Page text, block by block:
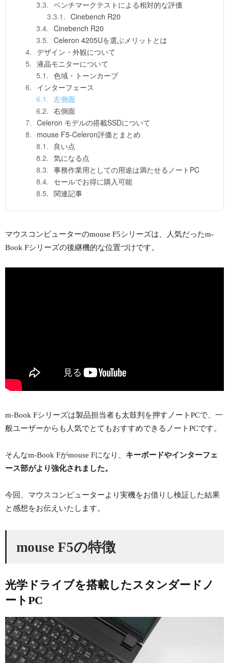
ベンチマークテストによる相対的な評価
Cinebench R20
Cinebench R20
Celeron 4205Uを選ぶメリットとは
デザイン・外観について
液晶モニターについて
色域・トーンカーブ
インターフェース
左側面
右側面
Celeron モデルの搭載SSDについて
mouse F5-Celeron評価とまとめ
良い点
気になる点
事務作業用としての用途は満たせるノートPC
セールでお得に購入可能
関連記事
マウスコンピューターのmouse F5シリーズは、人気だったm-
Book Fシリーズの後継機的な位置づけです。
m-Book Fシリーズは製品担当者も太鼓判を押すノートPCで、一
般ユーザーからも人気でとてもおすすめできるノートPCです。
そんなm-Book Fがmouse Fになり、 キーボードやインターフェ
ース部がより強化されました。
今回、マウスコンピューターより実機をお借りし検証した結果
と感想をお伝えいたします。
mouse F5の特徴
光学ドライブを搭載したスタンダードノ
ートPC